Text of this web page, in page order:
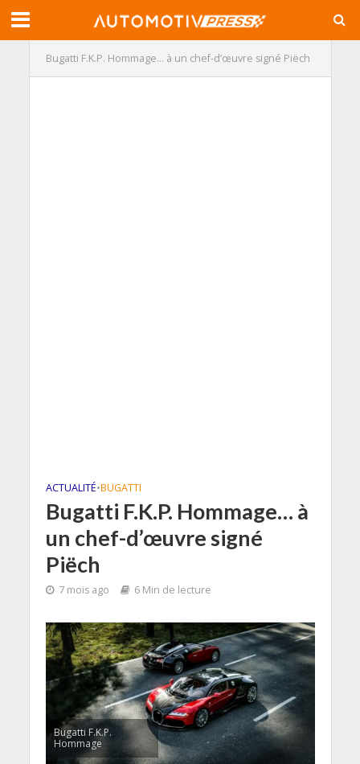
Bugatti F.K.P. Hommage… à un chef-d’œuvre signé Piëch
ACTUALITÉ•BUGATTI
Bugatti F.K.P. Hommage… à
un chef-d’œuvre signé
Piëch
7 mois ago 6 Min de lecture
Bugatti F.K.P.
Hommage